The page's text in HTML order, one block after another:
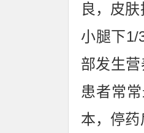
良，皮
小腿下1/
部发生
患者常
本，停